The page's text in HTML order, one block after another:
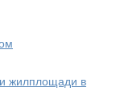
жилплощади в